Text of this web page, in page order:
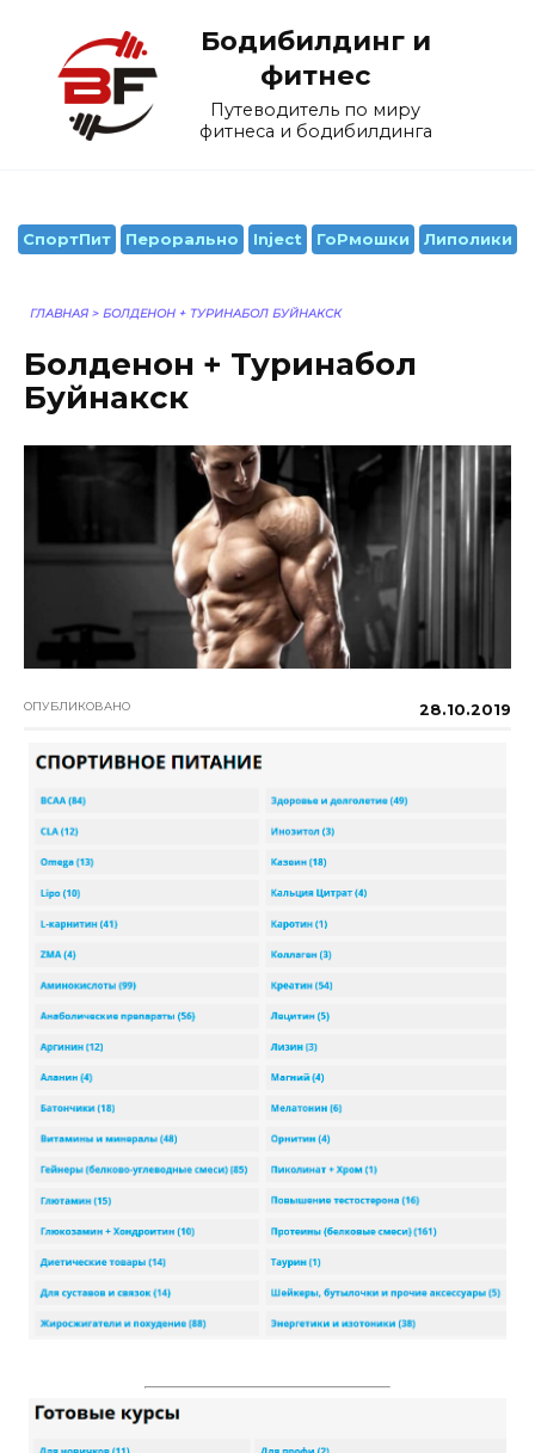
содержанию
Бодибилдинг и
фитнес
Путеводитель по миру
фитнеса и бодибилдинга
СпортПит Перорально Inject ГоРмошки Липолики
ГЛАВНАЯ > БОЛДЕНОН + ТУРИНАБОЛ БУЙНАКСК
Болденон + Туринабол
Буйнакск
ОПУБЛИКОВАНО 28.10.2019